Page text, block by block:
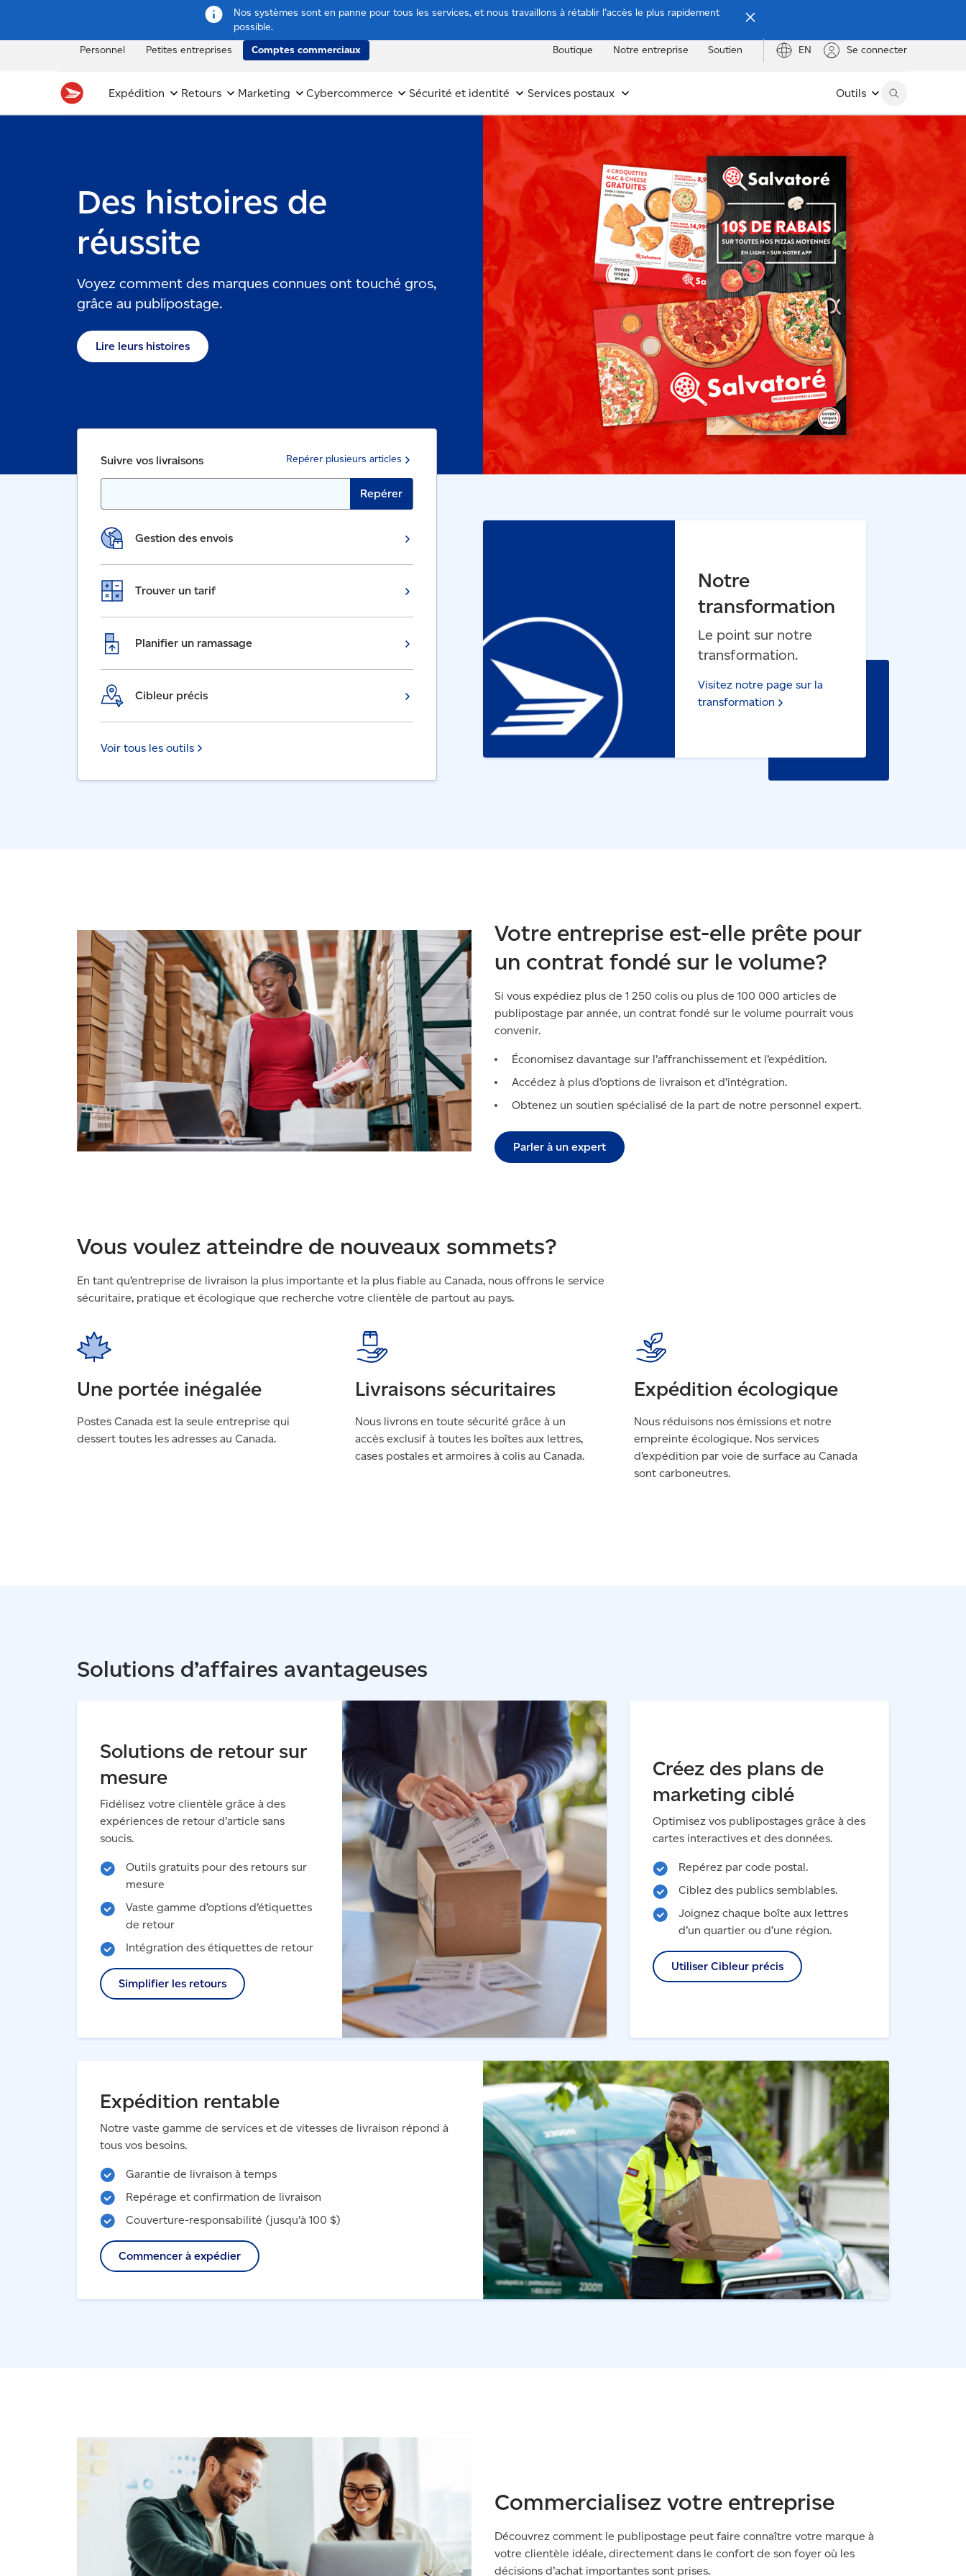
Nos systèmes sont en panne pour tous les services, et nous travaillons à rétablir l’accès le plus rapidement
possible.
Personnel
Petites entreprises Comptes commerciaux Boutique Notre entreprise Soutien EN Se connecter
Expédition Retours Marketing Cybercommerce Sécurité et identité Services postaux Outils
Des histoires de
réussite
Voyez comment des marques connues ont touché gros,
grâce au publipostage.
Lire leurs histoires
Suivre vos livraisons Repérer plusieurs articles
Gestion des envois
Trouver un tarif
Planifier un ramassage
Cibleur précis
Voir tous les outils
Notre
transformation
Le point sur notre
transformation.
Visitez notre page sur la
transformation
Votre entreprise est-elle prête pour
un contrat fondé sur le volume?
Si vous expédiez plus de 1 250 colis ou plus de 100 000 articles de
publipostage par année, un contrat fondé sur le volume pourrait vous
convenir.
Économisez davantage sur l’affranchissement et l’expédition.
Accédez à plus d’options de livraison et d’intégration.
Obtenez un soutien spécialisé de la part de notre personnel expert.
Parler à un expert
Vous voulez atteindre de nouveaux sommets?
En tant qu’entreprise de livraison la plus importante et la plus fiable au Canada, nous offrons le service
sécuritaire, pratique et écologique que recherche votre clientèle de partout au pays.
Une portée inégalée
Postes Canada est la seule entreprise qui
dessert toutes les adresses au Canada.
Livraisons sécuritaires
Nous livrons en toute sécurité grâce à un
accès exclusif à toutes les boîtes aux lettres,
cases postales et armoires à colis au Canada.
Expédition écologique
Nous réduisons nos émissions et notre
empreinte écologique. Nos services
d’expédition par voie de surface au Canada
sont carboneutres.
Solutions d’affaires avantageuses
Solutions de retour sur
mesure
Fidélisez votre clientèle grâce à des
expériences de retour d’article sans
soucis.
Outils gratuits pour des retours sur
mesure
Vaste gamme d’options d’étiquettes
de retour
Intégration des étiquettes de retour
Simplifier les retours
Créez des plans de
marketing ciblé
Optimisez vos publipostages grâce à des
cartes interactives et des données.
Repérez par code postal.
Ciblez des publics semblables.
Joignez chaque boîte aux lettres
d’un quartier ou d’une région.
Utiliser Cibleur précis
Expédition rentable
Notre vaste gamme de services et de vitesses de livraison répond à
tous vos besoins.
Garantie de livraison à temps
Repérage et confirmation de livraison
Couverture-responsabilité (jusqu’à 100 $)
Commencer à expédier
Commercialisez votre entreprise
Découvrez comment le publipostage peut faire connaître votre marque à
votre clientèle idéale, directement dans le confort de son foyer où les
décisions d’achat importantes sont prises.